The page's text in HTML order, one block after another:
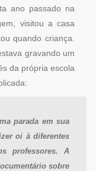
ano passado na
visitou a casa
quando criança.
gravando um
da própria escola
parada em sua
oi à diferentes
professores. A
sobre